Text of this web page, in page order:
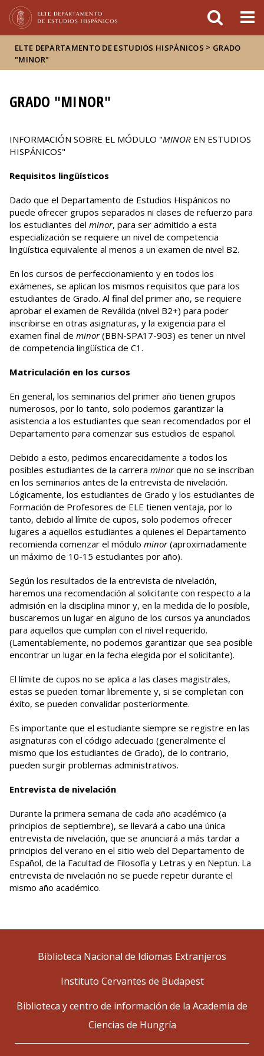
ELTE DEPARTAMENTO DE ESTUDIOS HISPÁNICOS > GRADO
"MINOR"
GRADO "MINOR"
INFORMACIÓN SOBRE EL MÓDULO "MINOR EN ESTUDIOS
HISPÁNICOS"
Requisitos lingüísticos
Dado que el Departamento de Estudios Hispánicos no
puede ofrecer grupos separados ni clases de refuerzo para
los estudiantes del minor, para ser admitido a esta
especialización se requiere un nivel de competencia
lingüística equivalente al menos a un examen de nivel B2.
En los cursos de perfeccionamiento y en todos los
exámenes, se aplican los mismos requisitos que para los
estudiantes de Grado. Al final del primer año, se requiere
aprobar el examen de Reválida (nivel B2+) para poder
inscribirse en otras asignaturas, y la exigencia para el
examen final de minor(BBN-SPA17-903) es tener un nivel
de competencia lingüística de C1.
Matriculación en los cursos
En general, los seminarios del primer año tienen grupos
numerosos, por lo tanto, solo podemos garantizar la
asistencia a los estudiantes que sean recomendados por el
Departamento para comenzar sus estudios de español.
Debido a esto, pedimos encarecidamente a todos los
posibles estudiantes de la carrera minorque no se inscriban
en los seminarios antes de la entrevista de nivelación.
Lógicamente, los estudiantes de Grado y los estudiantes de
Formación de Profesores de ELE tienen ventaja, por lo
tanto, debido al límite de cupos, solo podemos ofrecer
lugares a aquellos estudiantes a quienes el Departamento
recomienda comenzar el módulo minor(aproximadamente
un máximo de 10-15 estudiantes por año).
Según los resultados de la entrevista de nivelación,
haremos una recomendación al solicitante con respecto a la
admisión en la disciplina minor y, en la medida de lo posible,
buscaremos un lugar en alguno de los cursos ya anunciados
para aquellos que cumplan con el nivel requerido.
(Lamentablemente, no podemos garantizar que sea posible
encontrar un lugar en la fecha elegida por el solicitante).
El límite de cupos no se aplica a las clases magistrales,
estas se pueden tomar libremente y, si se completan con
éxito, se pueden convalidar posteriormente.
Es importante que el estudiante siempre se registre en las
asignaturas con el código adecuado (generalmente el
mismo que los estudiantes de Grado), de lo contrario,
pueden surgir problemas administrativos.
Entrevista de nivelación
Durante la primera semana de cada año académico (a
principios de septiembre), se llevará a cabo una única
entrevista de nivelación, que se anunciará a más tardar a
principios del verano en el sitio web del Departamento de
Español, de la Facultad de Filosofía y Letras y en Neptun. La
entrevista de nivelación no se puede repetir durante el
mismo año académico.
Biblioteca Nacional de Idiomas Extranjeros
Instituto Cervantes de Budapest
Biblioteca y centro de información de la Academia de
Ciencias de Hungría